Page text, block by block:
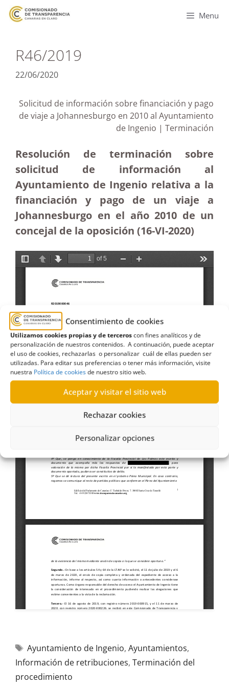
Consentimiento de cookies
Utilizamos cookies propias y de terceroscon fines analíticos y de
personalización de nuestros contenidos. A continuación, puede aceptar
el uso de cookies, rechazarlas o personalizar cuál de ellas pueden ser
utilizadas. Para editar sus preferencias o tener más información, visite
nuestra Política de cookiesde nuestro sitio web.
Aceptar y visitar el sitio web
Rechazar cookies
Personalizar opciones
Menu
R46/2019
22/06/2020
Solicitud de información sobre financiación y pago
de viaje a Johannesburgo en 2010 al Ayuntamiento
de Ingenio | Terminación
Resolución de terminación sobre
solicitud de información al
Ayuntamiento de Ingenio relativa a la
financiación y pago de un viaje a
Johannesburgo en el año 2010 de un
concejal de la oposición (16-VI-2020)
Ayuntamiento de Ingenio, Ayuntamientos,
Información de retribuciones, Terminación del
procedimiento